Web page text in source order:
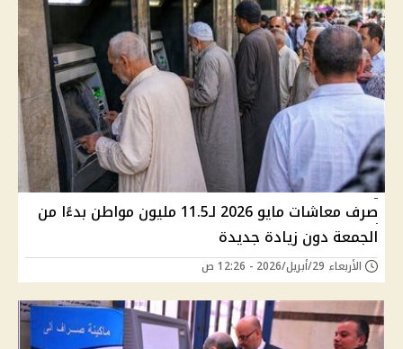
صرف معاشات مايو 2026 لـ11.5 مليون مواطن بدءًا من
الجمعة دون زيادة جديدة
الأربعاء 29/أبريل/2026 - 12:26 ص